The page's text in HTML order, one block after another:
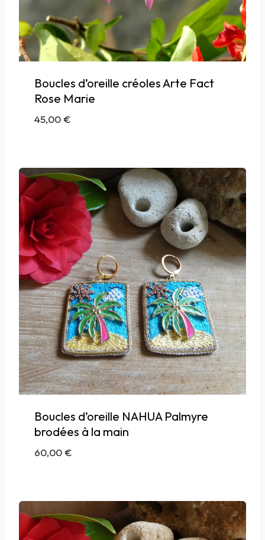
Boucles d’oreille créoles Arte Fact
Rose Marie
45,00€
Boucles d’oreille NAHUA Palmyre
brodées à la main
60,00€